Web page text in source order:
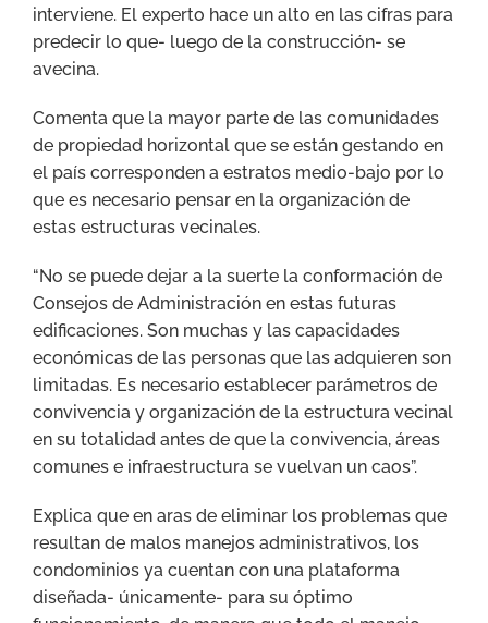
interviene. El experto hace un alto en las cifras para
predecir lo que- luego de la construcción- se
avecina.
Comenta que la mayor parte de las comunidades
de propiedad horizontal que se están gestando en
el país corresponden a estratos medio-bajo por lo
que es necesario pensar en la organización de
estas estructuras vecinales.
“No se puede dejar a la suerte la conformación de
Consejos de Administración en estas futuras
edificaciones. Son muchas y las capacidades
económicas de las personas que las adquieren son
limitadas. Es necesario establecer parámetros de
convivencia y organización de la estructura vecinal
en su totalidad antes de que la convivencia, áreas
comunes e infraestructura se vuelvan un caos”.
Explica que en aras de eliminar los problemas que
resultan de malos manejos administrativos, los
condominios ya cuentan con una plataforma
diseñada- únicamente- para su óptimo